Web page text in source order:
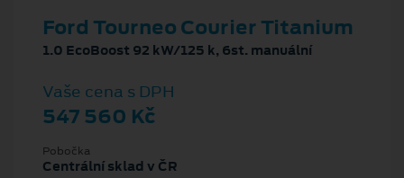
Ford Tourneo Courier Titanium
1.0 EcoBoost 92 kW/125 k, 6st. manuální
Vaše cena s DPH
547 560 Kč
Pobočka
Centrální sklad v ČR